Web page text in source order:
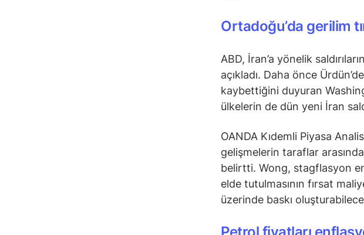
Ortadoğu’da gerilim
ABD, İran’a yönelik
açıkladı. Daha önce
kaybettiğini duyuran
ülkelerin de dün yeni İran
OANDA Kıdemli Piyasa
gelişmelerin taraflar arasında
belirtti. Wong, stagflasyon
elde tutulmasının fırsat
üzerinde baskı